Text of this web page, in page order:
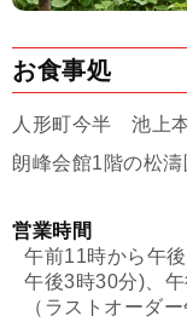
お食事処
人形町今半 池上
朗峰会館1階の松濤
営業時間
午前11時から午
午後3時30分)、
（ラストオーダー